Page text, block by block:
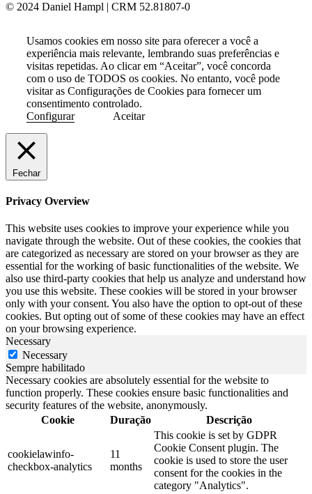
© 2024 Daniel Hampl | CRM 52.81807-0
Usamos cookies em nosso site para oferecer a você a
experiência mais relevante, lembrando suas preferências e
visitas repetidas. Ao clicar em “Aceitar”, você concorda
com o uso de TODOS os cookies. No entanto, você pode
visitar as Configurações de Cookies para fornecer um
consentimento controlado.
Configurar
Aceitar
Fechar
Privacy Overview
This website uses cookies to improve your experience while you
navigate through the website. Out of these cookies, the cookies that
are categorized as necessary are stored on your browser as they are
essential for the working of basic functionalities of the website. We
also use third-party cookies that help us analyze and understand how
you use this website. These cookies will be stored in your browser
only with your consent. You also have the option to opt-out of these
cookies. But opting out of some of these cookies may have an effect
on your browsing experience.
Necessary
Necessary
Sempre habilitado
Necessary cookies are absolutely essential for the website to
function properly. These cookies ensure basic functionalities and
security features of the website, anonymously.
Cookie
Duração Descrição
cookielawinfo-
checkbox-analytics
11
months
This cookie is set by GDPR
Cookie Consent plugin. The
cookie is used to store the user
consent for the cookies in the
category "Analytics".